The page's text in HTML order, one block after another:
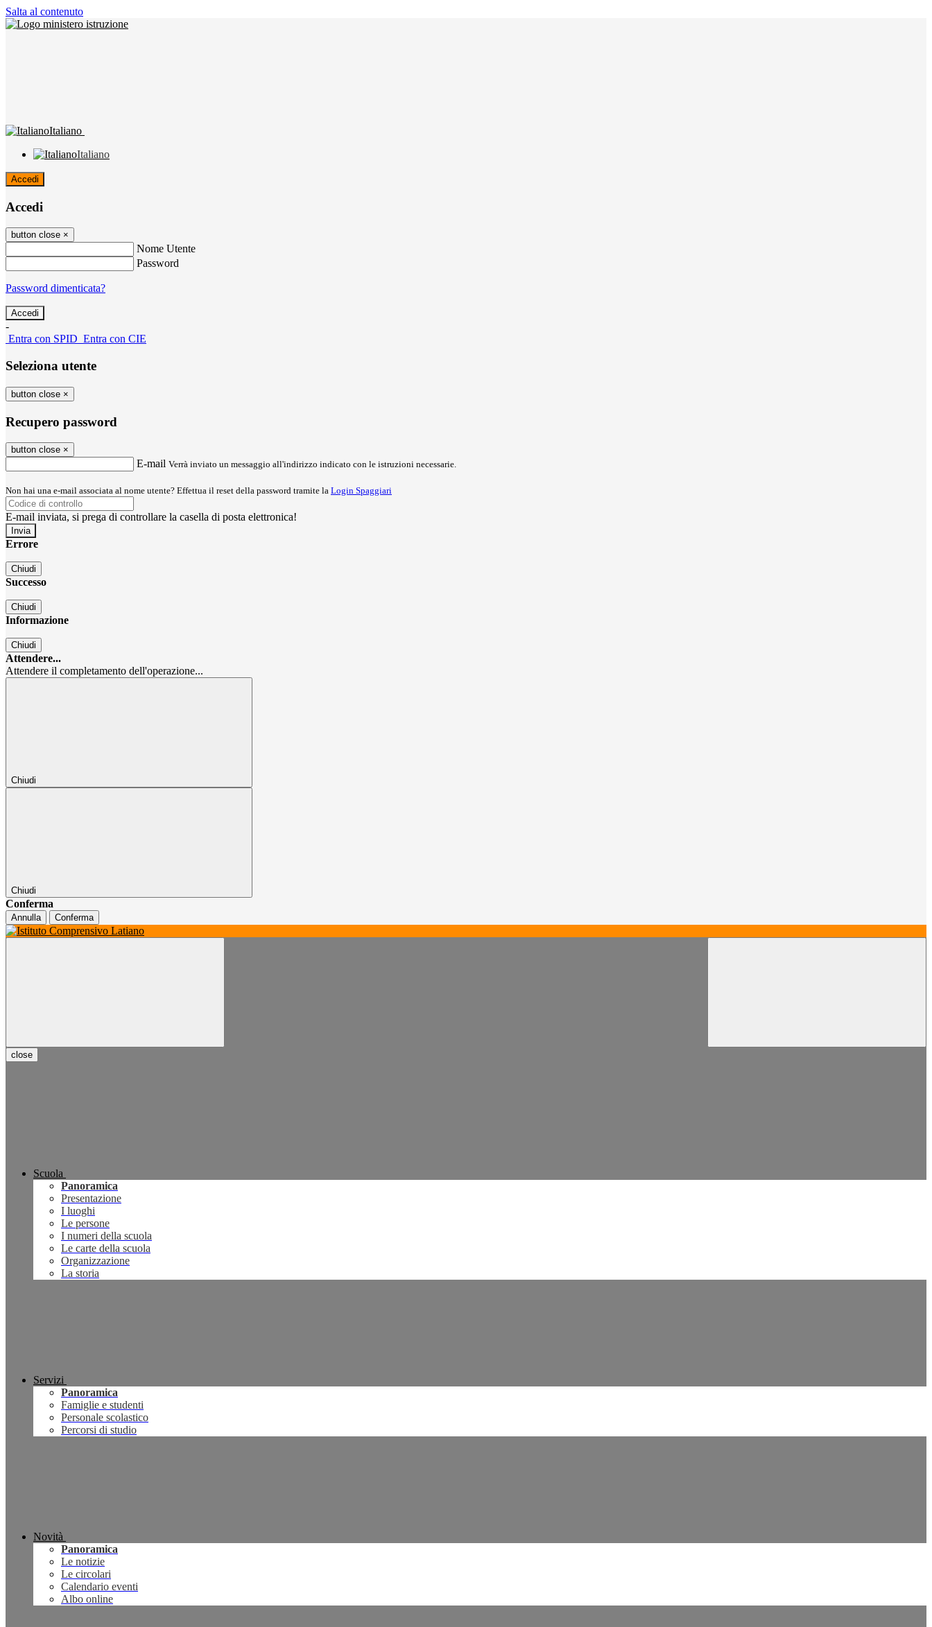
Salta al contenuto
Italiano
Italiano
Accedi
Accedi
button close ×
Nome Utente
Password
Password dimenticata?
-
Entra con SPID Entra con CIE
Seleziona utente
button close ×
Recupero password
button close ×
E-mail Verrà inviato un messaggio all'indirizzo indicato con le istruzioni necessarie.
Non hai una e-mail associata al nome utente? Effettua il reset della password tramite la Login Spaggiari
E-mail inviata, si prega di controllare la casella di posta elettronica!
Errore
Chiudi
Successo
Chiudi
Informazione
Chiudi
Attendere...
Attendere il completamento dell'operazione...
Chiudi
Chiudi
Conferma
Annulla Conferma
close
Scuola
Panoramica
Presentazione
I luoghi
Le persone
I numeri della scuola
Le carte della scuola
Organizzazione
La storia
Servizi
Panoramica
Famiglie e studenti
Personale scolastico
Percorsi di studio
Novità
Panoramica
Le notizie
Le circolari
Calendario eventi
Albo online